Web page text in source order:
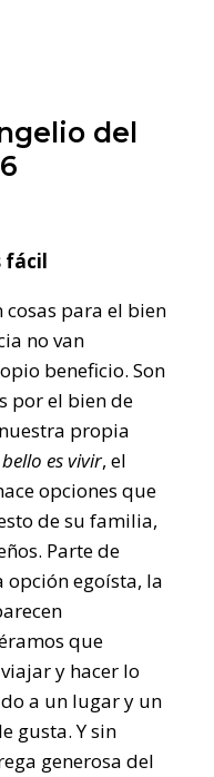
del
fácil
cosas para el bien
no van
beneficio. Son
por el bien de
propia
es vivir, el
opciones que
de su familia,
Parte de
egoísta, la
que
y hacer lo
a un lugar y un
gusta. Y sin
generosa del